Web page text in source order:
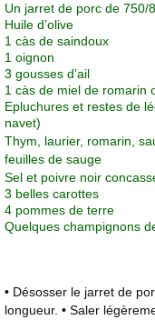
Un jarret de porc de 750/
Huile d’olive
1 càs de saindoux
1 oignon
3 gousses d’ail
1 càs de miel de romarin
Epluchures et restes de
navet)
Thym, laurier, romarin,
feuilles de sauge
Sel et poivre noir
3 belles carottes
4 pommes de terre
Quelques champignons
• Désosser le jarret de
longueur. • Saler